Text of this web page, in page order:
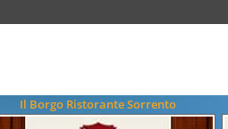
Il Borgo Ristorante Sorrento